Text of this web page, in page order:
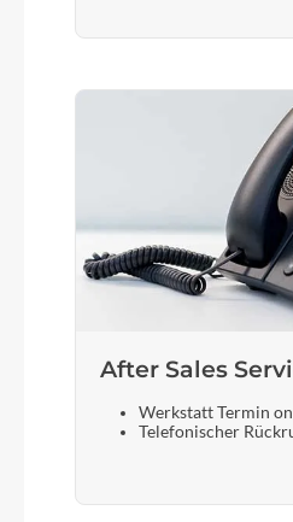
After Sales
Werkstatt Termin
Telefonischer